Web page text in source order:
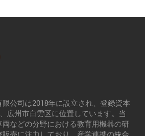
公司は2018年に設立され、登録資本
広州市白雲区に位置しています。当
などの分野における教育用機器の研